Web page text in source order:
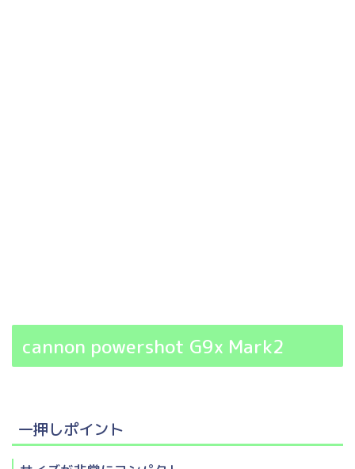
cannon powershot G9x Mark2
一押しポイント